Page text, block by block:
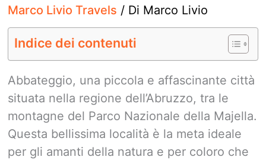
Marco Livio Travels / Di Marco Livio
Indice dei contenuti
Abbateggio, una piccola e affascinante città
situata nella regione dell’Abruzzo, tra le
montagne del Parco Nazionale della Majella.
Questa bellissima località è la meta ideale
per gli amanti della natura e per coloro che